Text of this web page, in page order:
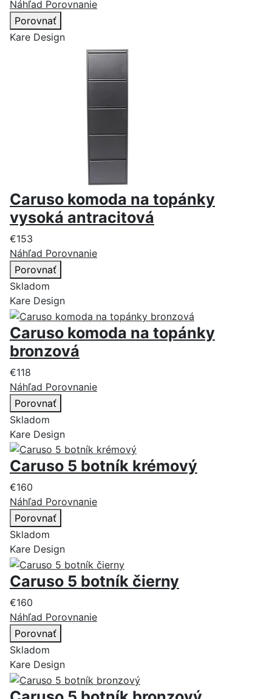
Náhľad Porovnanie
Porovnať
Kare Design
Caruso komoda na topánky
vysoká antracitová
€153
Náhľad Porovnanie
Porovnať
Skladom
Kare Design
Caruso komoda na topánky
bronzová
€118
Náhľad Porovnanie
Porovnať
Skladom
Kare Design
Caruso 5 botník krémový
€160
Náhľad Porovnanie
Porovnať
Skladom
Kare Design
Caruso 5 botník čierny
€160
Náhľad Porovnanie
Porovnať
Skladom
Kare Design